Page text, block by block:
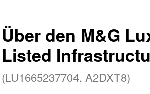
Über den M&G
Listed
(LU1665237704, A2DXT8)